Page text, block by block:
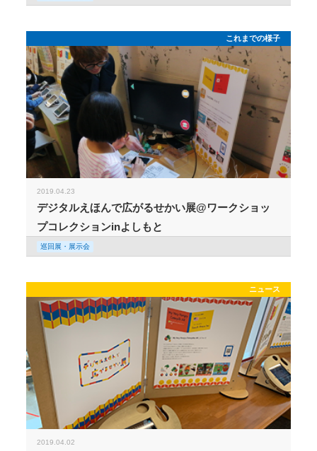
これまでの様子
2019.04.23
デジタルえほんで広がるせかい展@ワークショッ
プコレクションinよしもと
巡回展・展示会
ニュース
2019.04.02